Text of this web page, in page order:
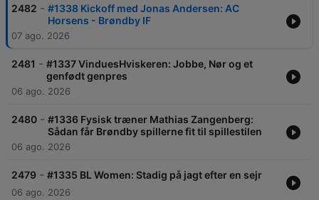
2482 - #1338 Kickoff med Jonas Andersen: AC
Horsens - Brøndby IF
07 ago. 2026
2481 - #1337 VinduesHviskeren: Jobbe, Nør og et
genfødt genpres
06 ago. 2026
2480 - #1336 Fysisk træner Mathias Zangenberg:
Sådan får Brøndby spillerne fit til spillestilen
06 ago. 2026
2479 - #1335 BL Women: Stadig på jagt efter en sejr
06 ago. 2026